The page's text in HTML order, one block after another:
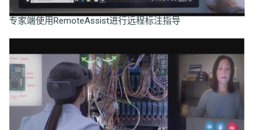
专家端使用RemoteAssist进行远程标注指导